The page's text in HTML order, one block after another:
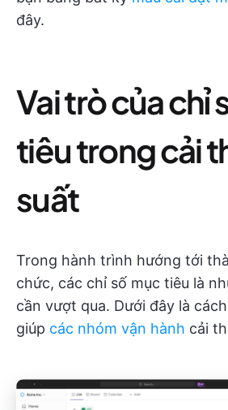
đây.
Vai trò của chỉ
tiêu trong cải
suất
Trong hành trình hướng tới
chức, các chỉ số mục tiêu là
cần vượt qua. Dưới đây là
giúp các nhóm vận hành cải